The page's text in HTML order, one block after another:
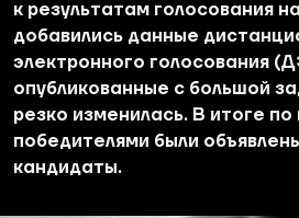
к результатам голосования
добавились данные
электронного голосования
опубликованные с большой
резко изменилась. В итоге
победителями были
кандидаты.